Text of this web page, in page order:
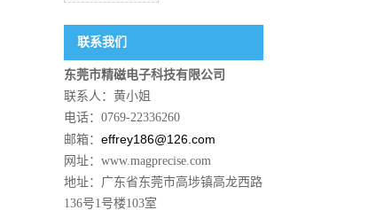
联系我们
东莞市精磁电子科技有限公司
联系人：黄小姐
电话：0769-22336260
邮箱： effrey186@126.com
网址：www.magprecise.com
地址：广东省东莞市高埗镇高龙西路
136号1号楼103室